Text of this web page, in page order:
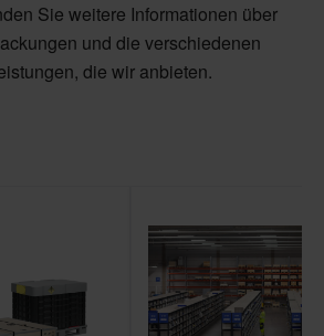
Sie weitere Informationen über
und die verschiedenen
die wir anbieten.